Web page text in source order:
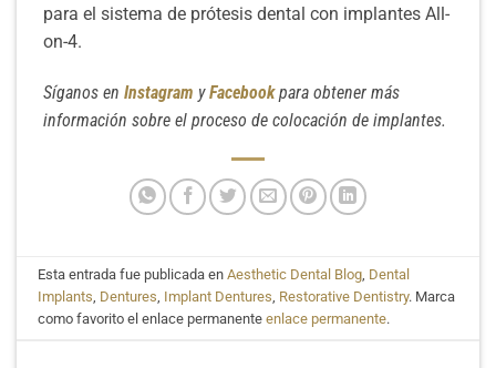
para el sistema de prótesis dental con implantes All-
on-4.
Síganos en Instagram yFacebookpara obtener más
información sobre el proceso de colocación de implantes.
Esta entrada fue publicada enAesthetic Dental Blog, Dental
Implants, Dentures, Implant Dentures, Restorative Dentistry. Marca
como favorito el enlace permanenteenlace permanente.